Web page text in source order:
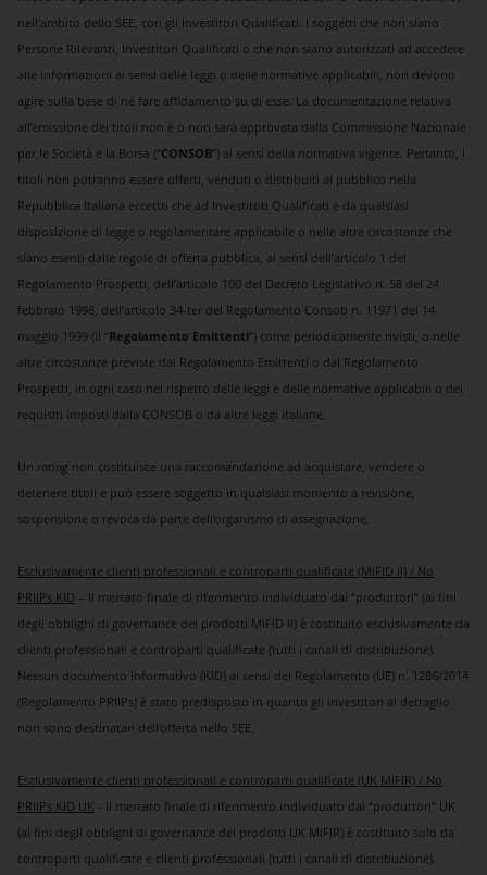
nell'ambito dello SEE, con gli Investitori Qualificati. I soggetti che non siano
Persone Rilevanti, Investitori Qualificati o che non siano autorizzati ad accedere
alle informazioni ai sensi delle leggi o delle normative applicabili, non devono
agire sulla base di né fare affidamento su di esse. La documentazione relativa
all’emissione dei titoli non è o non sarà approvata dalla Commissione Nazionale
per le Società e la Borsa (“CONSOB”) ai sensi della normativa vigente. Pertanto, i
titoli non potranno essere offerti, venduti o distribuiti al pubblico nella
Repubblica Italiana eccetto che ad Investitoti Qualificati e da qualsiasi
disposizione di legge o regolamentare applicabile o nelle altre circostanze che
siano esenti dalle regole di offerta pubblica, ai sensi dell’articolo 1 del
Regolamento Prospetti, dell’articolo 100 del Decreto Legislativo n. 58 del 24
febbraio 1998, dell’articolo 34-ter del Regolamento Consob n. 11971 del 14
maggio 1999 (il “Regolamento Emittenti”) come periodicamente rivisti, o nelle
altre circostanze previste dal Regolamento Emittenti o dal Regolamento
Prospetti, in ogni caso nel rispetto delle leggi e delle normative applicabili o dei
requisiti imposti dalla CONSOB o da altre leggi italiane.
Un rating non costituisce una raccomandazione ad acquistare, vendere o
detenere titoli e può essere soggetto in qualsiasi momento a revisione,
sospensione o revoca da parte dell'organismo di assegnazione.
Esclusivamente clienti professionali e controparti qualificate (MiFID II) / No
PRIIPs KID – Il mercato finale di riferimento individuato dai “produttori” (ai fini
degli obblighi di governance dei prodotti MiFID II) è costituito esclusivamente da
clienti professionali e controparti qualificate (tutti i canali di distribuzione).
Nessun documento informativo (KID) ai sensi del Regolamento (UE) n. 1286/2014
(Regolamento PRIIPs) è stato predisposto in quanto gli investitori al dettaglio
non sono destinatari dell’offerta nello SEE.
Esclusivamente clienti professionali e controparti qualificate (UK MiFIR) / No
PRIIPs KID UK - Il mercato finale di riferimento individuato dai “produttori” UK
(ai fini degli obblighi di governance dei prodotti UK MiFIR) è costituito solo da
controparti qualificate e clienti professionali (tutti i canali di distribuzione).